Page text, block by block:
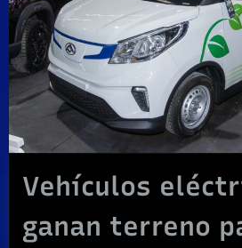
Vehículos
ganan terreno